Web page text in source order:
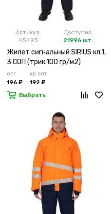
Артикул:
45493
Доступно:
21996 шт.
Жилет сигнальный SIRIUS кл.1,
3 СОП (трик.100 гр/м2)
оранжевый
опт
196 ₽
кр.опт
192 ₽
Выбрать